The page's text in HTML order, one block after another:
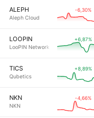
ALEPH
Aleph Cloud
-6,30%
LOOPIN
LooPIN Network
+6,87%
TICS
Qubetics
+8,89%
NKN
NKN
-4,66%